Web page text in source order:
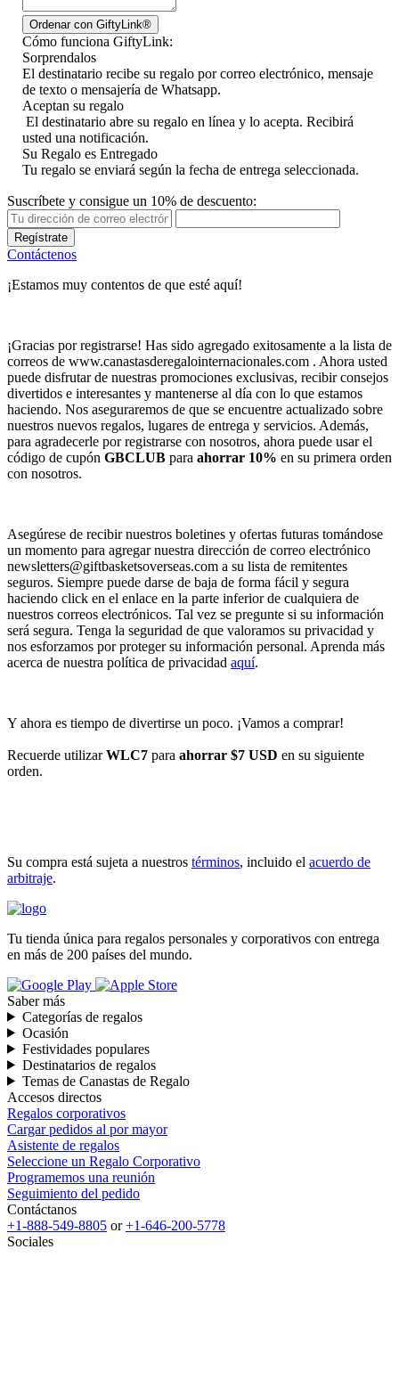
Cómo funciona GiftyLink:
Sorprendalos
El destinatario recibe su regalo por correo electrónico, mensaje
de texto o mensajería de Whatsapp.
Aceptan su regalo
El destinatario abre su regalo en línea y lo acepta. Recibirá
usted una notificación.
Su Regalo es Entregado
Tu regalo se enviará según la fecha de entrega seleccionada.
Suscríbete y consigue un 10% de descuento:
Regístrate
Contáctenos
¡Estamos muy contentos de que esté aquí!
¡Gracias por registrarse! Has sido agregado exitosamente a la lista de
correos de www.canastasderegalointernacionales.com . Ahora usted
puede disfrutar de nuestras promociones exclusivas, recibir consejos
divertidos e interesantes y mantenerse al día con lo que estamos
haciendo. Nos aseguraremos de que se encuentre actualizado sobre
nuestros nuevos regalos, lugares de entrega y servicios. Además,
para agradecerle por registrarse con nosotros, ahora puede usar el
código de cupón GBCLUB para ahorrar 10% en su primera orden
con nosotros.
Asegúrese de recibir nuestros boletines y ofertas futuras tomándose
un momento para agregar nuestra dirección de correo electrónico
newsletters@giftbasketsoverseas.com a su lista de remitentes
seguros. Siempre puede darse de baja de forma fácil y segura
haciendo click en el enlace en la parte inferior de cualquiera de
nuestros correos electrónicos. Tal vez se pregunte si su información
será segura. Tenga la seguridad de que valoramos su privacidad y
nos esforzamos por proteger su información personal. Aprenda más
acerca de nuestra política de privacidad aquí.
Y ahora es tiempo de divertirse un poco. ¡Vamos a comprar!
Recuerde utilizarWLC7 para ahorrar $7 USD en su siguiente
orden.
Su compra está sujeta a nuestros términos, incluido el acuerdo de
arbitraje.
Tu tienda única para regalos personales y corporativos con entrega
en más de 200 países del mundo.
Saber más
Categorías de regalos
Ocasión
Festividades populares
Destinatarios de regalos
Temas de Canastas de Regalo
Accesos directos
Regalos corporativos
Cargar pedidos al por mayor
Asistente de regalos
Seleccione un Regalo Corporativo
Programemos una reunión
Seguimiento del pedido
Contáctanos
+1-888-549-8805 or+1-646-200-5778
Sociales